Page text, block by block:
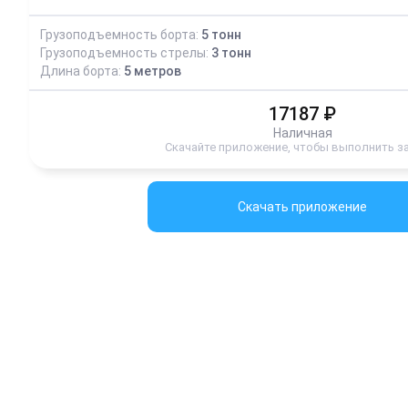
Грузоподъемность борта: 5 тонн
Грузоподъемность стрелы: 3 тонн
Длина борта: 5 метров
17187 ₽
Наличная
Скачайте приложение, чтобы выполнить
Скачать приложение